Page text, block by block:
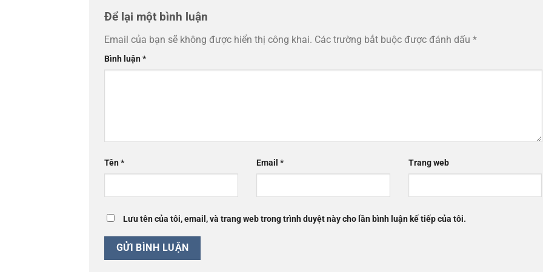
Để lại một bình luận
Email của bạn sẽ không được hiển thị công khai. Các trường bắt buộc được đánh dấu *
Bình luận*
Tên* Email * Trang web
Lưu tên của tôi, email, và trang web trong trình duyệt này cho lần bình luận kế tiếp của tôi.